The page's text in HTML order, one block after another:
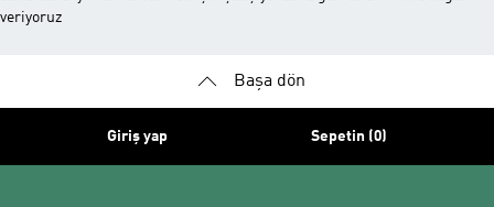
veriyoruz
Başa dön
Giriş yap Sepetin (0)